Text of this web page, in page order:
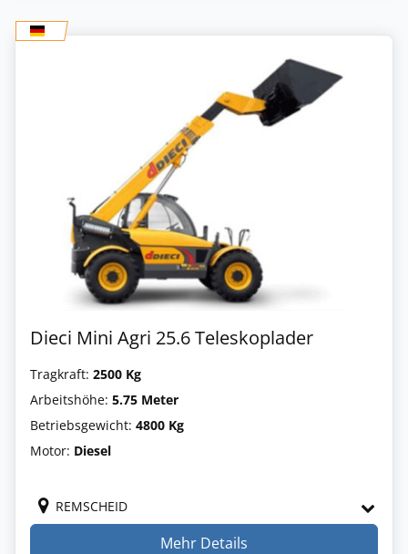
Dieci Mini Agri 25.6 Teleskoplader
Tragkraft: 2500 Kg
Arbeitshöhe: 5.75 Meter
Betriebsgewicht: 4800 Kg
Motor: Diesel
REMSCHEID
Mehr Details